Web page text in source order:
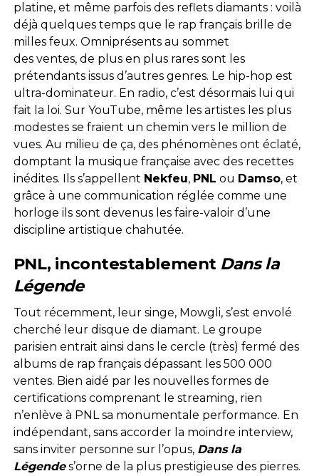
platine, et même parfois des reflets diamants : voilà
déjà quelques temps que le rap français brille de
milles feux. Omniprésents au sommet
des ventes, de plus en plus rares sont les
prétendants issus d’autres genres. Le hip-hop est
ultra-dominateur. En radio, c’est désormais lui qui
fait la loi. Sur YouTube, même les artistes les plus
modestes se fraient un chemin vers le million de
vues. Au milieu de ça, des phénomènes ont éclaté,
domptant la musique française avec des recettes
inédites. Ils s’appellent Nekfeu, PNL ou Damso, et
grâce à une communication réglée comme une
horloge ils sont devenus les faire-valoir d’une
discipline artistique chahutée.
PNL, incontestablement Dans la
Légende
Tout récemment, leur singe, Mowgli, s’est envolé
cherché leur disque de diamant. Le groupe
parisien entrait ainsi dans le cercle (très) fermé des
albums de rap français dépassant les 500 000
ventes. Bien aidé par les nouvelles formes de
certifications comprenant le streaming, rien
n’enlève à PNL sa monumentale performance. En
indépendant, sans accorder la moindre interview,
sans inviter personne sur l’opus, Dans la
Légendes’orne de la plus prestigieuse des pierres.